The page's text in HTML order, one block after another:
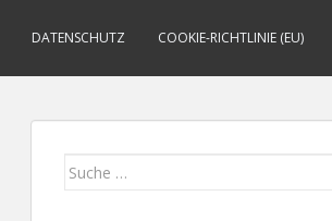
DATENSCHUTZ COOKIE-RICHTLINIE (EU)
Suche